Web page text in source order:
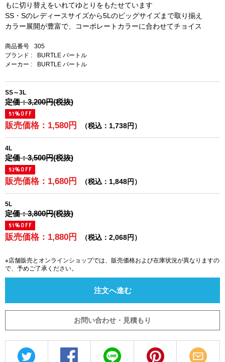
もに切り替えをいれてゆとりをもたせています
SS・Sのレディースサイズから5Lのビッグサイズまで取り揃え
カラー展開が豊富で、コーポレートカラーに合わせてチョイス
商品番号
305
ブランド :
BURTLE バートル
メーカー :
BURTLE バートル
SS～3L
定価：3,200円(税抜)
51%OFF
販売価格：1,580円 （税込：1,738円）
4L
定価：3,500円(税抜)
52%OFF
販売価格：1,680円 （税込：1,848円）
5L
定価：3,800円(税抜)
51%OFF
販売価格：1,880円 （税込：2,068円）
※店舗販売とオンラインショップでは、販売価格および在庫状況が異なりますの
で、予めご了承ください。
注文へ進む
お問い合わせ・見積もり